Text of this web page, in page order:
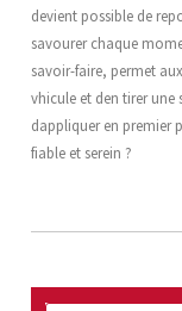
devient possible de
savourer chaque
savoir-faire, permet
vhicule et den tirer
dappliquer en premier
fiable et serein ?